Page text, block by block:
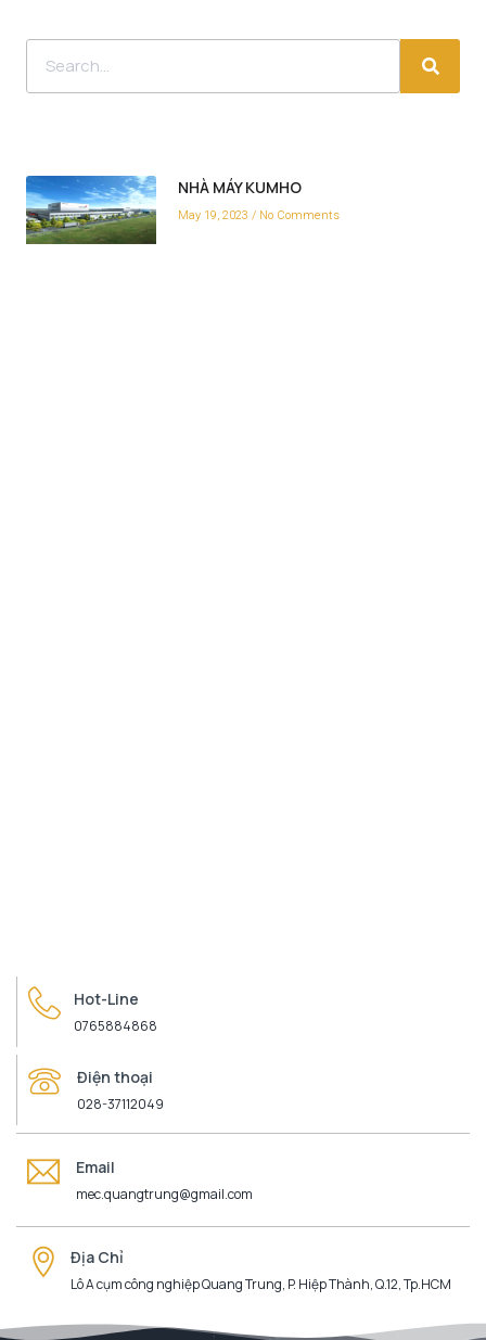
NHÀ MÁY KUMHO
May 19, 2023 No Comments
Hot-Line
0765884868
Điện thoại
028-37112049
Email
mec.quangtrung@gmail.com
Địa Chỉ
Lô A cụm công nghiệp Quang Trung, P. Hiệp Thành, Q.12, Tp.HCM